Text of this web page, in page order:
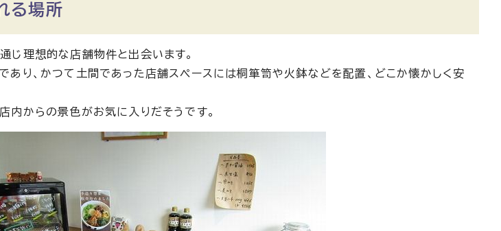
る場所
じ理想的な店舗物件と出会います。
り、かつて土間であった店舗スペースには桐箪笥や火鉢などを配置、どこか懐かしく安
内からの景色がお気に入りだそうです。